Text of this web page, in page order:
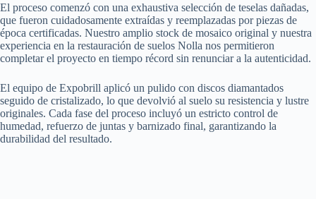
El proceso comenzó con una exhaustiva selección de teselas dañadas,
que fueron cuidadosamente extraídas y reemplazadas por piezas de
época certificadas. Nuestro amplio stock de mosaico original y nuestra
experiencia en la restauración de suelos Nolla nos permitieron
completar el proyecto en tiempo récord sin renunciar a la autenticidad.
El equipo de Expobrill aplicó un pulido con discos diamantados
seguido de cristalizado, lo que devolvió al suelo su resistencia y lustre
originales. Cada fase del proceso incluyó un estricto control de
humedad, refuerzo de juntas y barnizado final, garantizando la
durabilidad del resultado.